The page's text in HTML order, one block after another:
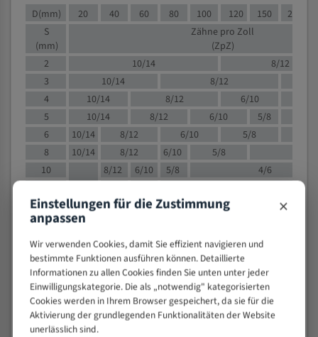
D(mm) 20 40 60 80 100 120 150 200
S
(mm)
Zähne pro Zoll
(ZpZ)
2
10/14
8/12
3
10/14 8/12
4
10/14 8/12 6/10
5
10/14 8/12 6/10
5/8
6
10/14 8/12 6/10
5/8
8
10/14 8/12 6/10 5/8
10
8/12 6/10 5/8
4/6
15
8/12 6/10
4/5
20
30
4/5
50
80
> 100
VOLLMATERIAL
Einstellungen für die Zustimmung
anpassen ×
Wir verwenden Cookies, damit Sie effizient navigieren und
bestimmte Funktionen ausführen können. Detaillierte
Informationen zu allen Cookies finden Sie unten unter jeder
Einwilligungskategorie. Die als „notwendig" kategorisierten
Cookies werden in Ihrem Browser gespeichert, da sie für die
Aktivierung der grundlegenden Funktionalitäten der Website
unerlässlich sind.